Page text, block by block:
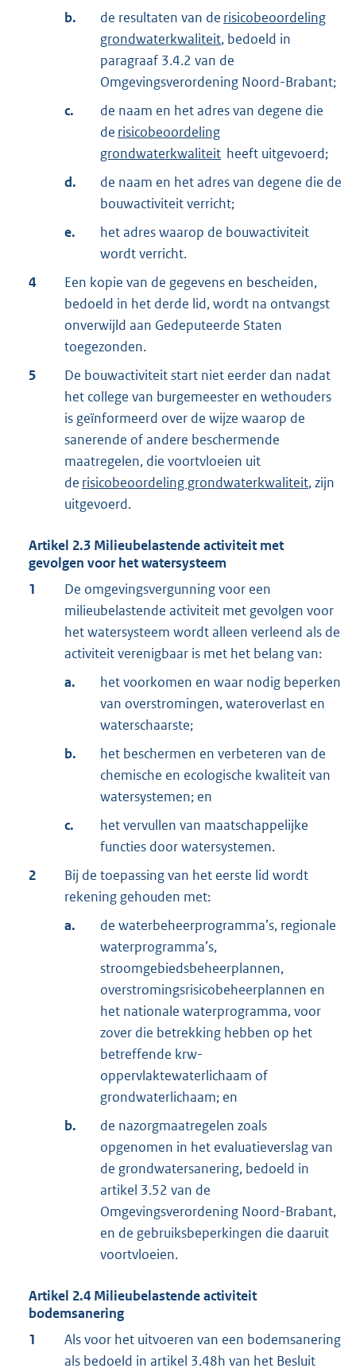
b. de resultaten van de risicobeoordeling
grondwaterkwaliteit, bedoeld in
paragraaf 3.4.2 van de
Omgevingsverordening Noord-Brabant;
c.
de naam en het adres van degene die
de risicobeoordeling
grondwaterkwaliteit heeft uitgevoerd;
d.
de naam en het adres van degene die de
bouwactiviteit verricht;
e.
het adres waarop de bouwactiviteit
wordt verricht.
4
Een kopie van de gegevens en bescheiden,
bedoeld in het derde lid, wordt na ontvangst
onverwijld aan Gedeputeerde Staten
toegezonden.
5
De bouwactiviteit start niet eerder dan nadat
het college van burgemeester en wethouders
is geïnformeerd over de wijze waarop de
sanerende of andere beschermende
maatregelen, die voortvloeien uit
de risicobeoordeling grondwaterkwaliteit, zijn
uitgevoerd.
Artikel 2.3 Milieubelastende activiteit met
gevolgen voor het watersysteem
1
De omgevingsvergunning voor een
milieubelastende activiteit met gevolgen voor
het watersysteem wordt alleen verleend als de
activiteit verenigbaar is met het belang van:
a.
het voorkomen en waar nodig beperken
van overstromingen, wateroverlast en
waterschaarste;
b.
het beschermen en verbeteren van de
chemische en ecologische kwaliteit van
watersystemen; en
c.
het vervullen van maatschappelijke
functies door watersystemen.
2
Bij de toepassing van het eerste lid wordt
rekening gehouden met:
a.
de waterbeheerprogramma’s, regionale
waterprogramma’s,
stroomgebiedsbeheerplannen,
overstromingsrisicobeheerplannen en
het nationale waterprogramma, voor
zover die betrekking hebben op het
betreffende krw-
oppervlaktewaterlichaam of
grondwaterlichaam; en
b.
de nazorgmaatregelen zoals
opgenomen in het evaluatieverslag van
de grondwatersanering, bedoeld in
artikel 3.52 van de
Omgevingsverordening Noord-Brabant,
en de gebruiksbeperkingen die daaruit
voortvloeien.
Artikel 2.4 Milieubelastende activiteit
bodemsanering
1
Als voor het uitvoeren van een bodemsanering
als bedoeld in artikel 3.48h van het Besluit